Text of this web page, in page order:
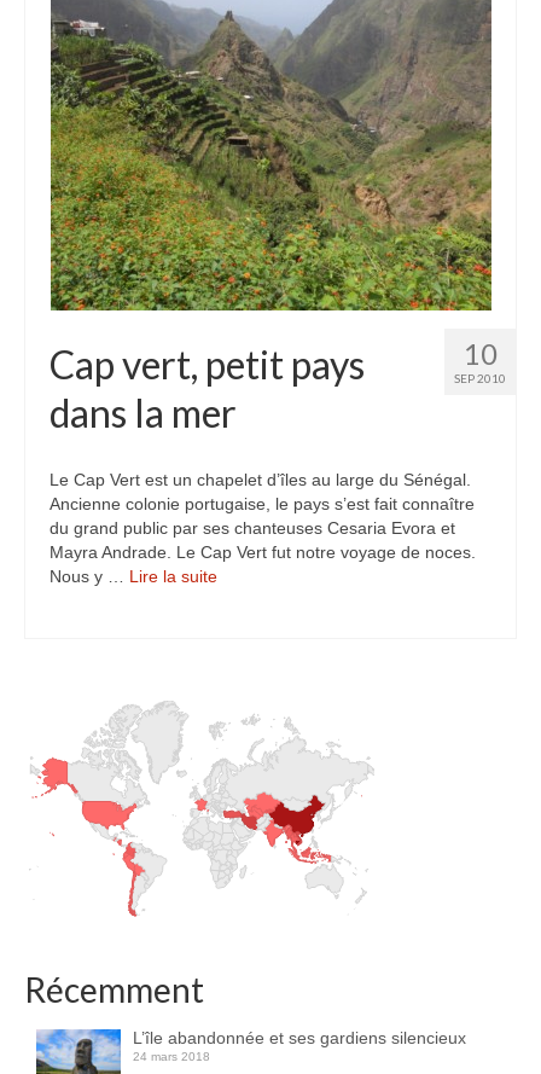
Etats-Unis
Indonésie
Malaisie
Thaïlande
Birmanie
Cambodge
Laos
Chine
Kazakhstan
Ouzbekistan
Turkmenistan
Malte
Préparatifs
Autres voyages
Bolivie
Cambodge
Costa-Rica
Guatemala
10
SEP 2010
Cap vert, petit pays
dans la mer
Le Cap Vert est un chapelet d’îles au large du Sénégal.
Ancienne colonie portugaise, le pays s’est fait connaître
du grand public par ses chanteuses Cesaria Evora et
Mayra Andrade. Le Cap Vert fut notre voyage de noces.
Nous y … Lire la suite­­
Récemment
L’île abandonnée et ses gardiens silencieux
24 mars 2018